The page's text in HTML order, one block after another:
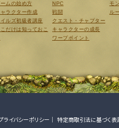
ムの始め方
ラクター作成
ルズ初級者講座
こだけは知っておこ
NPC
戦闘
クエスト・チャプター
キャラクターの成長
ワープポイント
モ
ル
ライバシーポリシー 特定商取引法に基づく表